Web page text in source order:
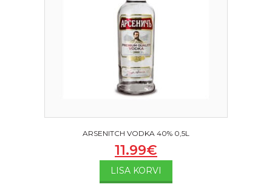
ARSENITCH VODKA 40% 0,5L
11.99€
LISA KORVI